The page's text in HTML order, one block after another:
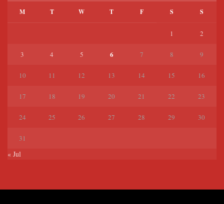
M T W T F S S
1 2
3 4 5 6 7 8 9
10 11 12 13 14 15 16
17 18 19 20 21 22 23
24 25 26 27 28 29 30
31
« Jul